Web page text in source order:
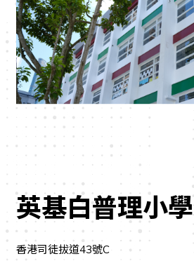
英基白普理小學
香港司徒拔道43號C